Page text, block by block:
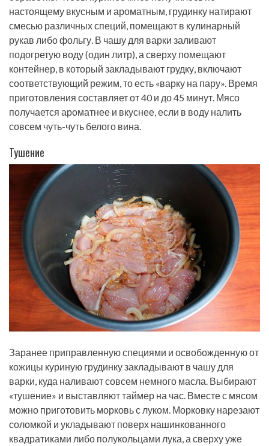
настоящему вкусным и ароматным, грудинку натирают
смесью различных специй, помещают в кулинарный
рукав либо фольгу. В чашу для варки заливают
подогретую воду (один литр), а сверху помещают
контейнер, в который закладывают грудку, включают
соответствующий режим, то есть «варку на пару». Время
приготовления составляет от 40 и до 45 минут. Мясо
получается ароматнее и вкуснее, если в воду налить
совсем чуть-чуть белого вина.
Тушение
Заранее приправленную специями и освобожденную от
кожицы куриную грудинку закладывают в чашу для
варки, куда наливают совсем немного масла. Выбирают
«тушение» и выставляют таймер на час. Вместе с мясом
можно приготовить морковь с луком. Морковку нарезают
соломкой и укладывают поверх нашинкованного
квадратиками либо полукольцами лука, а сверху уже